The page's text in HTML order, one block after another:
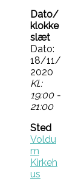
Dato/
klokke
slæt
Dato:
18/11/
2020
Kl.:
19:00 -
21:00
Sted
Voldu
m
Kirkeh
us